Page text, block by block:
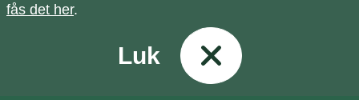
fås det her.
Luk